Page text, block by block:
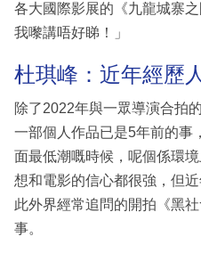
各大國際影展的《九龍城寨
我嚟講唔好睇！」
杜琪峰：近年經歷
除了2022年與一眾導演合拍
一部個人作品已是5年前的事
面最低潮嘅時候，呢個係環
想和電影的信心都很強，但
此外界經常追問的開拍《黑
事。